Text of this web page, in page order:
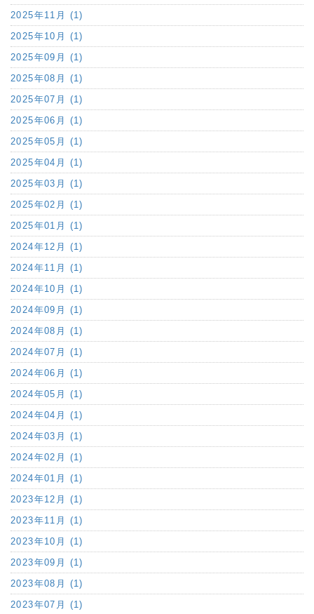
2025年11月 (1)
2025年10月 (1)
2025年09月 (1)
2025年08月 (1)
2025年07月 (1)
2025年06月 (1)
2025年05月 (1)
2025年04月 (1)
2025年03月 (1)
2025年02月 (1)
2025年01月 (1)
2024年12月 (1)
2024年11月 (1)
2024年10月 (1)
2024年09月 (1)
2024年08月 (1)
2024年07月 (1)
2024年06月 (1)
2024年05月 (1)
2024年04月 (1)
2024年03月 (1)
2024年02月 (1)
2024年01月 (1)
2023年12月 (1)
2023年11月 (1)
2023年10月 (1)
2023年09月 (1)
2023年08月 (1)
2023年07月 (1)